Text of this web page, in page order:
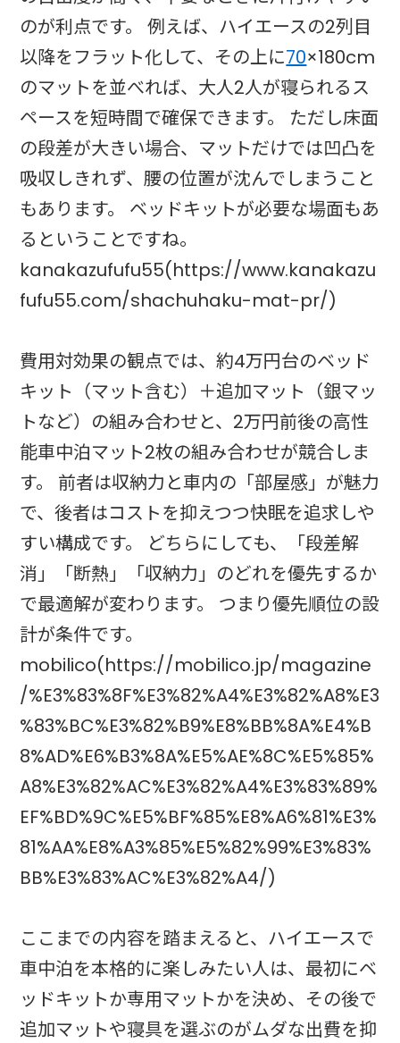
のが利点です。 例えば、ハイエースの2列目
以降をフラット化して、その上に70×180cm
のマットを並べれば、大人2人が寝られるス
ペースを短時間で確保できます。 ただし床面
の段差が大きい場合、マットだけでは凹凸を
吸収しきれず、腰の位置が沈んでしまうこと
もあります。 ベッドキットが必要な場面もあ
るということですね。
kanakazufufu55(https://www.kanakazu
fufu55.com/shachuhaku-mat-pr/)
費用対効果の観点では、約4万円台のベッド
キット（マット含む）＋追加マット（銀マッ
トなど）の組み合わせと、2万円前後の高性
能車中泊マット2枚の組み合わせが競合しま
す。 前者は収納力と車内の「部屋感」が魅力
で、後者はコストを抑えつつ快眠を追求しや
すい構成です。 どちらにしても、「段差解
消」「断熱」「収納力」のどれを優先するか
で最適解が変わります。 つまり優先順位の設
計が条件です。
mobilico(https://mobilico.jp/magazine
/%E3%83%8F%E3%82%A4%E3%82%A8%E3
%83%BC%E3%82%B9%E8%BB%8A%E4%B
8%AD%E6%B3%8A%E5%AE%8C%E5%85%
A8%E3%82%AC%E3%82%A4%E3%83%89%
EF%BD%9C%E5%BF%85%E8%A6%81%E3%
81%AA%E8%A3%85%E5%82%99%E3%83%
BB%E3%83%AC%E3%82%A4/)
ここまでの内容を踏まえると、ハイエースで
車中泊を本格的に楽しみたい人は、最初にベ
ッドキットか専用マットかを決め、その後で
追加マットや寝具を選ぶのがムダな出費を抑